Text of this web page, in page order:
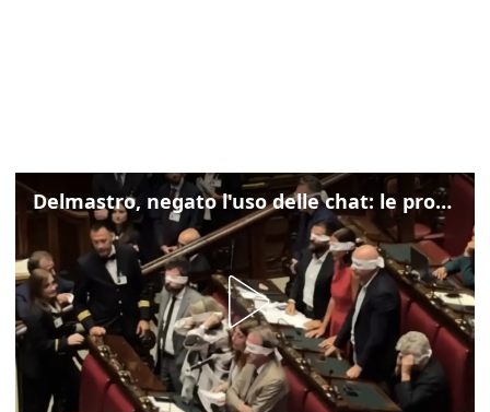
Delmastro, negato l'uso delle chat: le proteste di Avs e M5s